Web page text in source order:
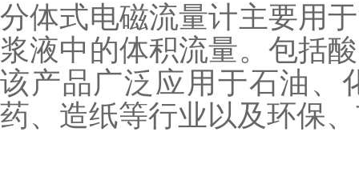
分体式电磁流量计主要用
浆液中的体积流量。包括
该产品广泛应用于石油、
药、造纸等行业以及环保